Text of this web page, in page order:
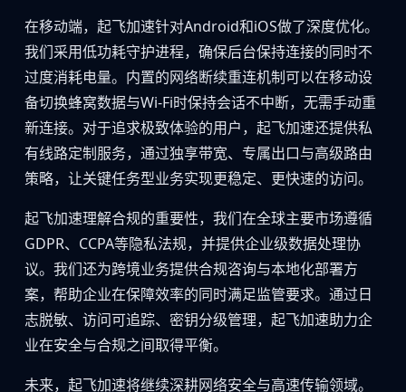
在移动端，起飞加速针对Android和iOS做了深度优化。
我们采用低功耗守护进程，确保后台保持连接的同时不
过度消耗电量。内置的网络断续重连机制可以在移动设
备切换蜂窝数据与Wi-Fi时保持会话不中断，无需手动重
新连接。对于追求极致体验的用户，起飞加速还提供私
有线路定制服务，通过独享带宽、专属出口与高级路由
策略，让关键任务型业务实现更稳定、更快速的访问。
起飞加速理解合规的重要性，我们在全球主要市场遵循
GDPR、CCPA等隐私法规，并提供企业级数据处理协
议。我们还为跨境业务提供合规咨询与本地化部署方
案，帮助企业在保障效率的同时满足监管要求。通过日
志脱敏、访问可追踪、密钥分级管理，起飞加速助力企
业在安全与合规之间取得平衡。
未来，起飞加速将继续深耕网络安全与高速传输领域。